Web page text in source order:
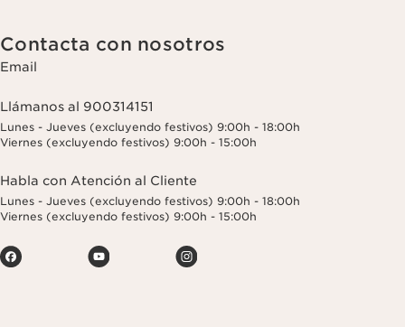
Contacta con nosotros
Email
Llámanos al 900314151
Lunes - Jueves (excluyendo festivos) 9:00h - 18:00h
Viernes (excluyendo festivos) 9:00h - 15:00h
Habla con Atención al Cliente
Lunes - Jueves (excluyendo festivos) 9:00h - 18:00h
Viernes (excluyendo festivos) 9:00h - 15:00h